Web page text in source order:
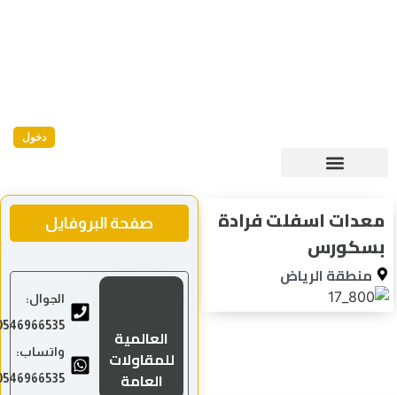
دخول
معدات اسفلت فرادة
بسكورس
منطقة الرياض
صفحة البروفايل
العالمية
للمقاولات
العامة
الجوال:
0546966535
واتساب:
0546966535